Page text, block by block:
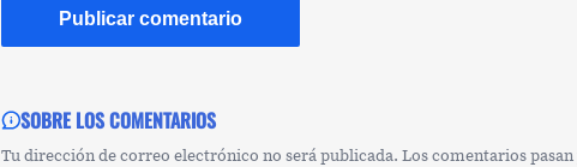
SOBRE LOS COMENTARIOS
Tu dirección de correo electrónico no será publicada. Los comentarios